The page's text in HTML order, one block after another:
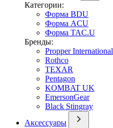
Категории:
Форма BDU
Форма ACU
Форма TAC.U
Бренды:
Propper International
Rothco
TEXAR
Pentagon
KOMBAT UK
EmersonGear
Black Stingray
Аксессуары